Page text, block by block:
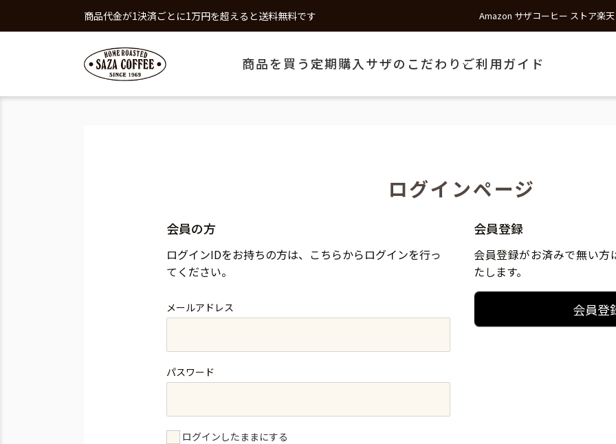
商品代金が1決済ごとに1万円を超えると送料無料です Amazon サザコーヒー ストア楽
商品を買う 定期購入 サザのこだわり ご利用ガイド
ログインページ
会員の方
ログインIDをお持ちの方は、こちらからログインを行っ
てください。
メールアドレス
パスワード
ログインしたままにする
会員登録
会員登録がお済みで無い
たします。
会員登